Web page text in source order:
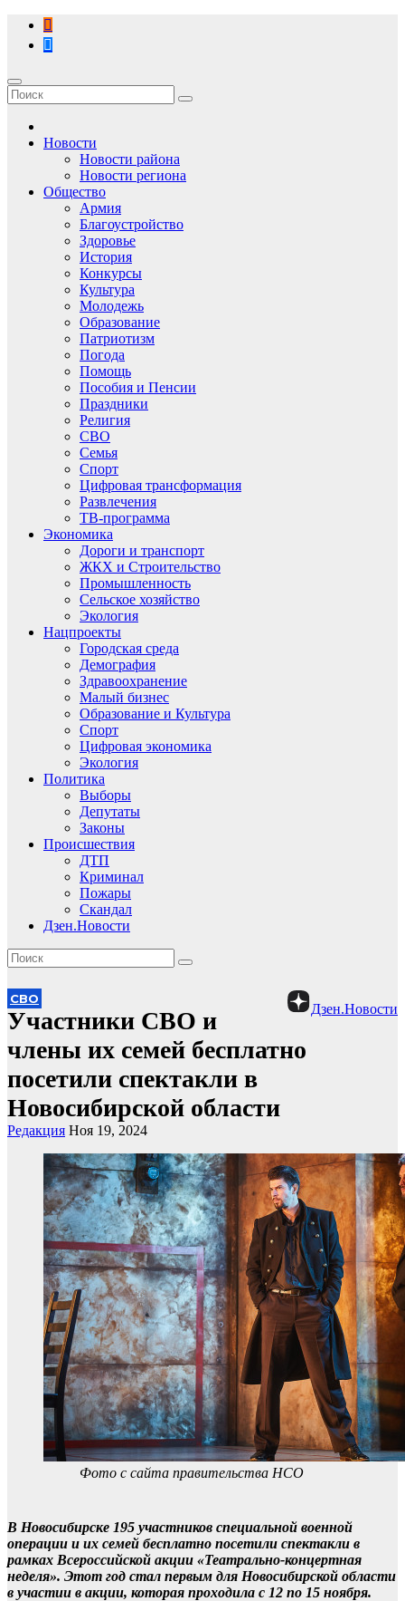
Перейти
содержимому
Новости
Новости района
Новости региона
Общество
Армия
Благоустройство
Здоровье
История
Конкурсы
Культура
Молодежь
Образование
Патриотизм
Погода
Помощь
Пособия и Пенсии
Праздники
Религия
СВО
Семья
Спорт
Цифровая трансформация
Развлечения
ТВ-программа
Экономика
Дороги и транспорт
ЖКХ и Строительство
Промышленность
Сельское хозяйство
Экология
Нацпроекты
Городская среда
Демография
Здравоохранение
Малый бизнес
Образование и Культура
Спорт
Цифровая экономика
Экология
Политика
Выборы
Депутаты
Законы
Происшествия
ДТП
Криминал
Пожары
Скандал
Дзен.Новости
Дзен.Новости
СВО
Участники СВО и
члены их семей бесплатно
посетили спектакли в
Новосибирской области
Редакция Ноя 19, 2024
Фото с сайта правительства НСО
В Новосибирске 195 участников специальной военной
операции и их семей бесплатно посетили спектакли в
рамках Всероссийской акции «Театрально-концертная
неделя». Этот год стал первым для Новосибирской области
в участии в акции, которая проходила с 12 по 15 ноября.